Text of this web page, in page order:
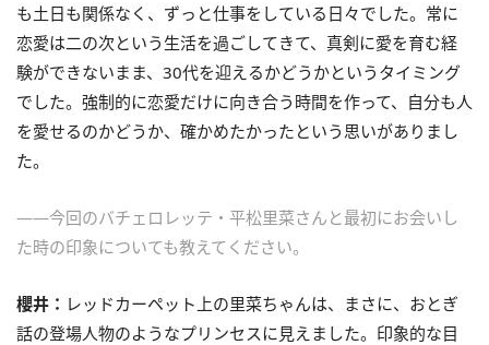
も土日も関係なく、ずっと仕事をしている日々でした。常に
恋愛は二の次という生活を過ごしてきて、真剣に愛を育む経
験ができないまま、30代を迎えるかどうかというタイミング
でした。強制的に恋愛だけに向き合う時間を作って、自分も人
を愛せるのかどうか、確かめたかったという思いがありまし
た。
――今回のバチェロレッテ・平松里菜さんと最初にお会いし
た時の印象についても教えてください。
櫻井： レッドカーペット上の里菜ちゃんは、まさに、おとぎ
話の登場人物のようなプリンセスに見えました。印象的な目